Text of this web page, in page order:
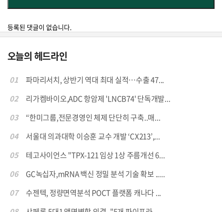
등록된 댓글이 없습니다.
오늘의 헤드라인
01
파마리서치, 상반기 역대 최대 실적…수출 47...
02
리가켐바이오,ADC 항암제 'LNCB74' 단독개발...
03
“한미그룹,전문경영인 체제 단단히 구축..매...
04
서울대 의과대학 이승훈 교수 개발 ‘CX213’,...
05
테고사이언스 "TPX-121 임상 1상 주름개선 6...
06
GC녹십자,mRNA 백신 정밀 분석 기술 확보 .....
07
수젠텍, 정량면역분석 POCT 플랫폼 캐나다 ...